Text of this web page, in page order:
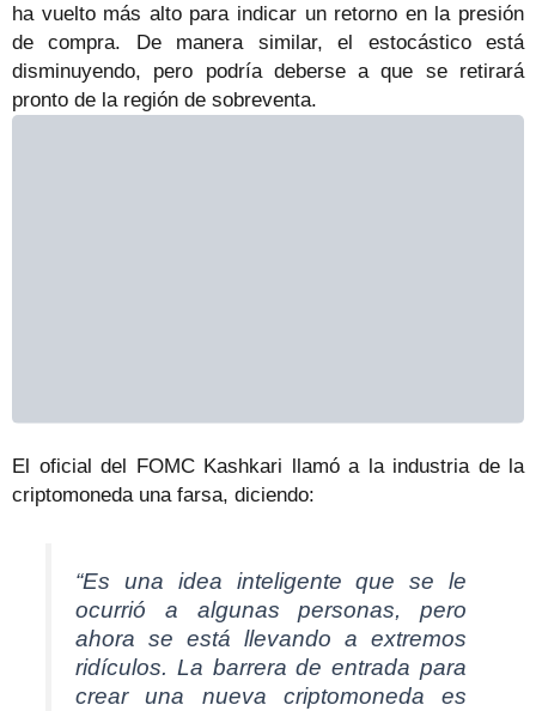
ha vuelto más alto para indicar un retorno en la presión
de compra. De manera similar, el estocástico está
disminuyendo, pero podría deberse a que se retirará
pronto de la región de sobreventa.
El oficial del FOMC Kashkari llamó a la industria de la
criptomoneda una farsa, diciendo:
“Es una idea inteligente que se le
ocurrió a algunas personas, pero
ahora se está llevando a extremos
ridículos. La barrera de entrada para
crear una nueva criptomoneda es